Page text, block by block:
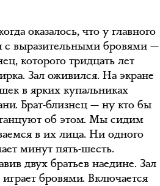
оказалось, что у главного
с выразительными бровями —
которого тридцать лет
Зал оживился. На экране
в ярких купальниках
Брат-близнец — ну кто бы
об этом. Мы сидим
в их лица. Ни одного
минут пять-шесть.
двух братьев наедине. Зал
бровями. Включается